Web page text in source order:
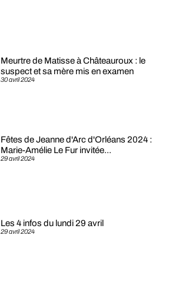
30 avril 2024
Meurtre de Matisse à Châteauroux : le
suspect et sa mère mis en examen
29 avril 2024
Fêtes de Jeanne d'Arc d'Orléans 2024 :
Marie-Amélie Le Fur invitée...
29 avril 2024
Les 4 infos du lundi 29 avril